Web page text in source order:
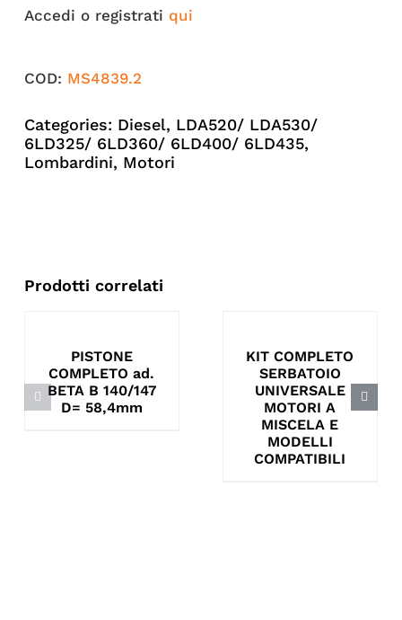
Accedi o registrati qui
COD: MS4839.2
Categories: Diesel, LDA520/ LDA530/
6LD325/ 6LD360/ 6LD400/ 6LD435,
Lombardini, Motori
Prodotti correlati
PISTONE
COMPLETO ad.
BETA B 140/147
D= 58,4mm
KIT COMPLETO
SERBATOIO
UNIVERSALE
MOTORI A
MISCELA E
MODELLI
COMPATIBILI